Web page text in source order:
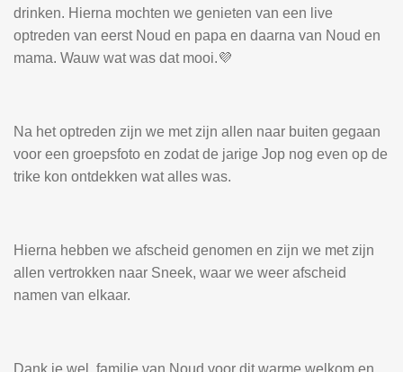
drinken. Hierna mochten we genieten van een live
optreden van eerst Noud en papa en daarna van Noud en
mama. Wauw wat was dat mooi.💜
Na het optreden zijn we met zijn allen naar buiten gegaan
voor een groepsfoto en zodat de jarige Jop nog even op de
trike kon ontdekken wat alles was.
Hierna hebben we afscheid genomen en zijn we met zijn
allen vertrokken naar Sneek, waar we weer afscheid
namen van elkaar.